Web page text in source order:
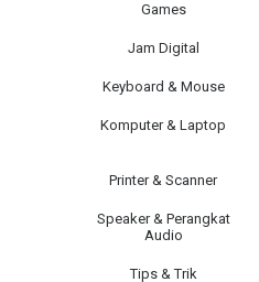
Games
Jam Digital
Keyboard & Mouse
Komputer & Laptop
Printer & Scanner
Speaker & Perangkat
Audio
Tips & Trik